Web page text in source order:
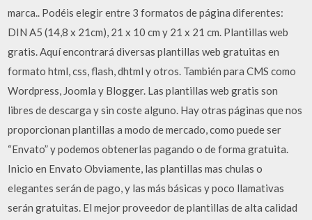
marca.. Podéis elegir entre 3 formatos de página diferentes:
DIN A5 (14,8 x 21cm), 21 x 10 cm y 21 x 21 cm. Plantillas web
gratis. Aquí encontrará diversas plantillas web gratuitas en
formato html, css, flash, dhtml y otros. También para CMS como
Wordpress, Joomla y Blogger. Las plantillas web gratis son
libres de descarga y sin coste alguno. Hay otras páginas que nos
proporcionan plantillas a modo de mercado, como puede ser
“Envato” y podemos obtenerlas pagando o de forma gratuita.
Inicio en Envato Obviamente, las plantillas mas chulas o
elegantes serán de pago, y las más básicas y poco llamativas
serán gratuitas. El mejor proveedor de plantillas de alta calidad